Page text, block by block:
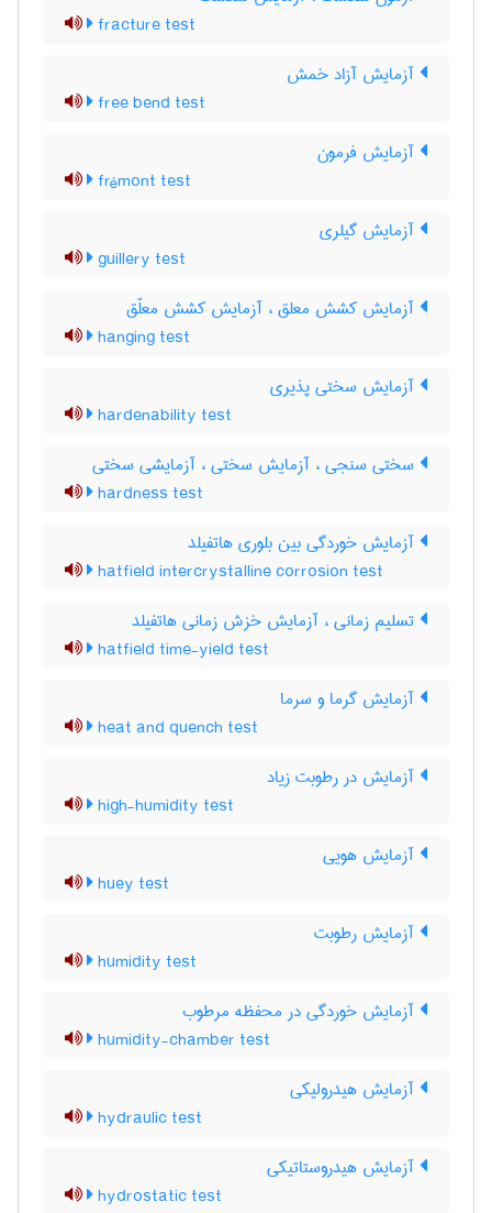
fracture test
آزمایش آزاد خمش
free bend test
آزمایش فرمون
frémont test
آزمایش گیلری
guillery test
آزمایش کشش معلق ، آزمایش کشش معلّق
hanging test
آزمایش سختی پذیری
hardenability test
سختی سنجی ، آزمایش سختی ، آزمایشی سختی
hardness test
آزمایش خوردگی بین بلوری هاتفیلد
hatfield intercrystalline corrosion test
تسلیم زمانی ، آزمایش خزش زمانی هاتفیلد
hatfield time-yield test
آزمایش گرما و سرما
heat and quench test
آزمایش در رطوبت زیاد
high-humidity test
آزمایش هویی
huey test
آزمایش رطوبت
humidity test
آزمایش خوردگی در محفظه مرطوب
humidity-chamber test
آزمایش هیدرولیکی
hydraulic test
آزمایش هیدروستاتیکی
hydrostatic test